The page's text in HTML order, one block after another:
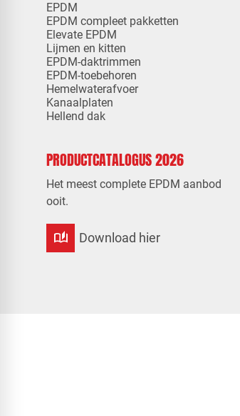
EPDM
EPDM compleet pakketten
Elevate EPDM
Lijmen en kitten
EPDM-daktrimmen
EPDM-toebehoren
Hemelwaterafvoer
Kanaalplaten
Hellend dak
PRODUCTCATALOGUS 2026
Het meest complete EPDM aanbod
ooit.
auto_stories Download hier